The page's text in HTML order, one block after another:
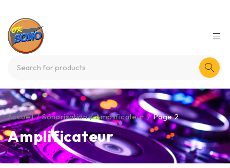
Amplificateur
Accueil / Sonorisation / Amplificateur / Page 2